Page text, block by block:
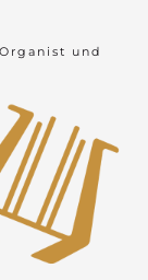
und